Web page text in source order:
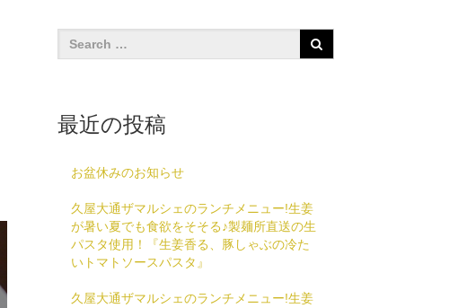
最近の投稿
お盆休みのお知らせ
久屋大通ザマルシェのランチメニュー!生姜
が暑い夏でも食欲をそそる♪製麺所直送の生
パスタ使用！『生姜香る、豚しゃぶの冷た
いトマトソースパスタ』
久屋大通ザマルシェのランチメニュー!生姜